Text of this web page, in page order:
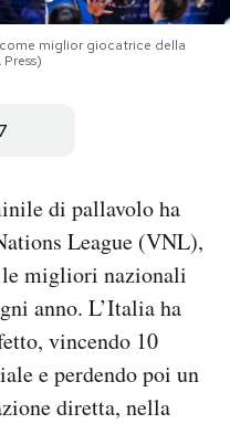
miglior giocatrice della
di pallavolo ha
League (VNL),
le migliori nazionali
anno. L’Italia ha
vincendo 10
e perdendo poi un
diretta, nella